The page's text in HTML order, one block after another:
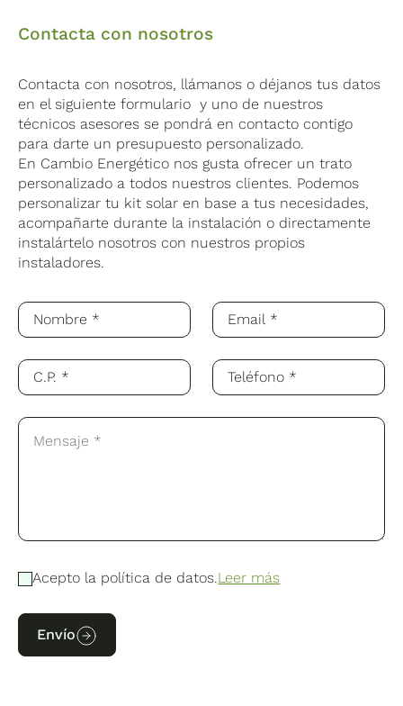
Contacta con nosotros
Contacta con nosotros, llámanos o déjanos tus datos
en el siguiente formulario y uno de nuestros
técnicos asesores se pondrá en contacto contigo
para darte un presupuesto personalizado.
En Cambio Energético nos gusta ofrecer un trato
personalizado a todos nuestros clientes. Podemos
personalizar tu kit solar en base a tus necesidades,
acompañarte durante la instalación o directamente
instalártelo nosotros con nuestros propios
instaladores.
Acepto la política de datos.Leer más
Envío